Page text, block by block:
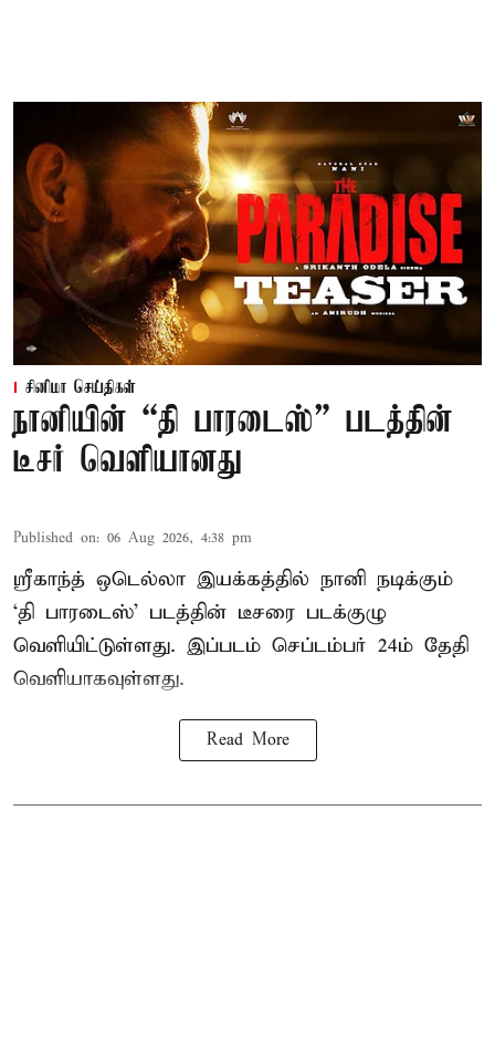
சினிமா செய்திகள்
நானியின் “தி பாரடைஸ்” படத்தின்
டீசர் வெளியானது
Published on: 06 Aug 2026, 4:38 pm
ஸ்ரீகாந்த் ஒடெல்லா இயக்கத்தில் நானி நடிக்கும்
‘தி பாரடைஸ்’ படத்தின் டீசரை படக்குழு
வெளியிட்டுள்ளது. இப்படம் செப்டம்பர் 24ம் தேதி
வெளியாகவுள்ளது.
Read More